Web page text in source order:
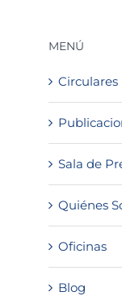
MENÚ
Circulares
Sala de
Quiénes
Oficinas
Blog